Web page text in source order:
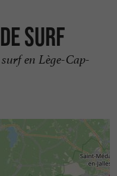
Surf
en Lège-Cap-